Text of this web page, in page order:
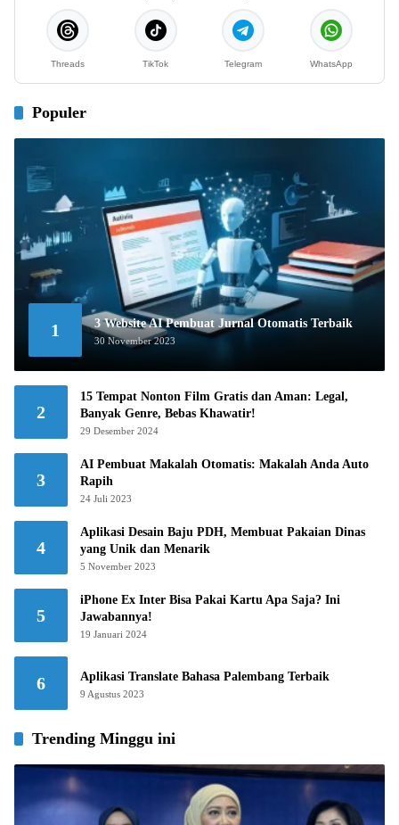
Threads TikTok Telegram WhatsApp
Populer
1 3 Website AI Pembuat Jurnal Otomatis Terbaik
30 November 2023
2
15 Tempat Nonton Film Gratis dan Aman: Legal,
Banyak Genre, Bebas Khawatir!
29 Desember 2024
3
AI Pembuat Makalah Otomatis: Makalah Anda Auto
Rapih
24 Juli 2023
4
Aplikasi Desain Baju PDH, Membuat Pakaian Dinas
yang Unik dan Menarik
5 November 2023
5
iPhone Ex Inter Bisa Pakai Kartu Apa Saja? Ini
Jawabannya!
19 Januari 2024
6 Aplikasi Translate Bahasa Palembang Terbaik
9 Agustus 2023
Trending Minggu ini